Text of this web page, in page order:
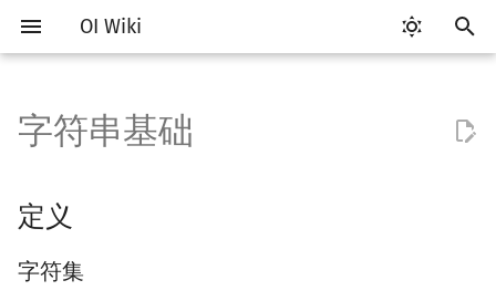
OI Wiki
入
以
始
搜
Getting Started
关于本项目
如何参与
比赛相关简介
赛事
题型
工具软件简介
代码编辑工具
评测工具
语言基础简介
C++ 基础
C++ 标准库
算法基础简介
复杂度
枚举
搜索部分简介
DFS（搜索）
BFS（搜索）
动态规划部分简介
动态规划基础
记忆化搜索
定义
字符集
字符串
后缀数组简介
最优原地后缀排序算法
数学部分简介
布尔代数
数字系统
数据结构部分简介
栈
队列
图论部分简介
图论相关概念
图的存储
计算几何部分简介
二维计算几何基础
三维计算几何基础
杂项简介
离散化
双指针
RMQ
并查集应用
括号序列
字符串基础
定义
字符集